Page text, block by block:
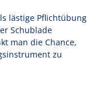
lästige Pflichtübung
Schublade
man die Chance,
zu